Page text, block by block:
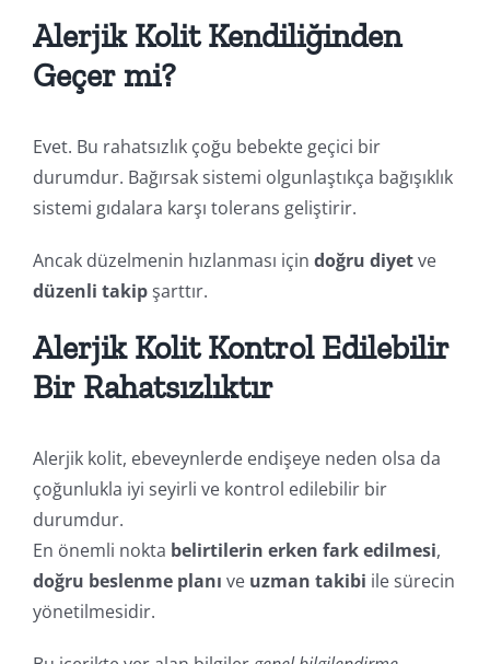
Alerjik Kolit Kendiliğinden
Geçer mi?
Evet. Bu rahatsızlık çoğu bebekte geçici bir
durumdur. Bağırsak sistemi olgunlaştıkça bağışıklık
sistemi gıdalara karşı tolerans geliştirir.
Ancak düzelmenin hızlanması için doğru diyetve
düzenli takipşarttır.
Alerjik Kolit Kontrol Edilebilir
Bir Rahatsızlıktır
Alerjik kolit, ebeveynlerde endişeye neden olsa da
çoğunlukla iyi seyirli ve kontrol edilebilir bir
durumdur.
En önemli nokta belirtilerin erken fark edilmesi,
doğru beslenme planı ve uzman takibi ile sürecin
yönetilmesidir.